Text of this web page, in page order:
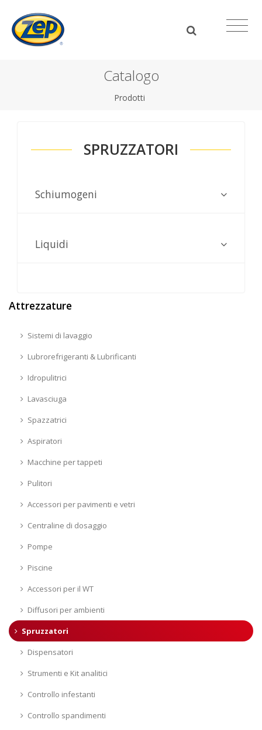
Catalogo
Prodotti
SPRUZZATORI
Schiumogeni
Liquidi
Attrezzature
Sistemi di lavaggio
Lubrorefrigeranti & Lubrificanti
Idropulitrici
Lavasciuga
Spazzatrici
Aspiratori
Macchine per tappeti
Pulitori
Accessori per pavimenti e vetri
Centraline di dosaggio
Pompe
Piscine
Accessori per il WT
Diffusori per ambienti
Spruzzatori
Dispensatori
Strumenti e Kit analitici
Controllo infestanti
Controllo spandimenti